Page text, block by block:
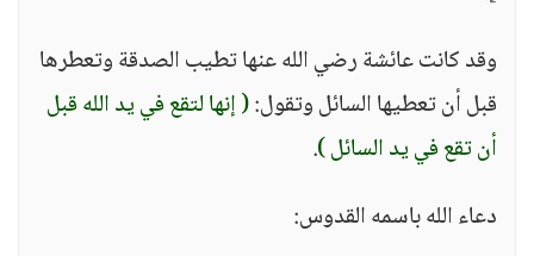
وقد كانت عائشة رضي الله عنها تطيب الصدقة وتعطرها
قبل أن تعطيها السائل وتقول:( إنها لتقع في يد الله قبل
أن تقع في يد السائل ).
دعاء الله باسمه القدوس: